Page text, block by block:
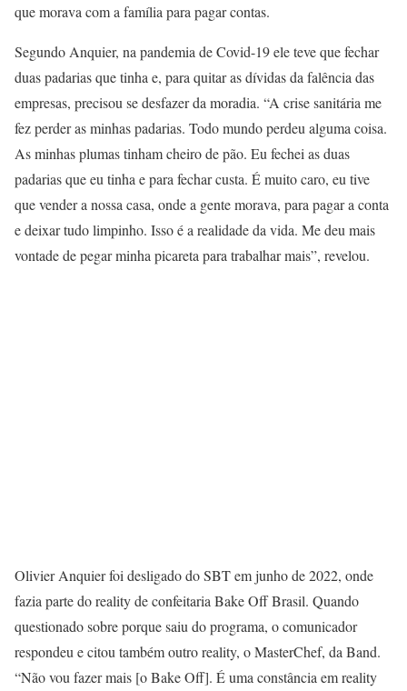
que morava com a família para pagar contas.
Segundo Anquier, na pandemia de Covid-19 ele teve que fechar
duas padarias que tinha e, para quitar as dívidas da falência das
empresas, precisou se desfazer da moradia. “A crise sanitária me
fez perder as minhas padarias. Todo mundo perdeu alguma coisa.
As minhas plumas tinham cheiro de pão. Eu fechei as duas
padarias que eu tinha e para fechar custa. É muito caro, eu tive
que vender a nossa casa, onde a gente morava, para pagar a conta
e deixar tudo limpinho. Isso é a realidade da vida. Me deu mais
vontade de pegar minha picareta para trabalhar mais”, revelou.
Olivier Anquier foi desligado do SBT em junho de 2022, onde
fazia parte do reality de confeitaria Bake Off Brasil. Quando
questionado sobre porque saiu do programa, o comunicador
respondeu e citou também outro reality, o MasterChef, da Band.
“Não vou fazer mais [o Bake Off]. É uma constância em reality